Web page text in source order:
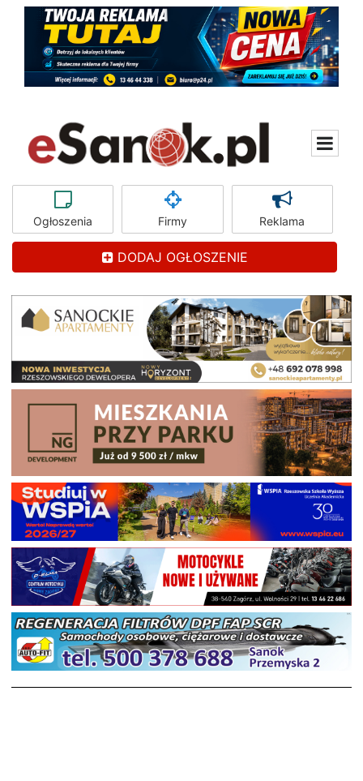
Ogłoszenia Firmy Reklama
DODAJ OGŁOSZENIE